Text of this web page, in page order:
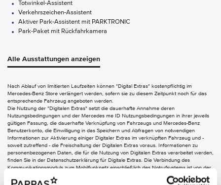
Totwinkel-Assistent
Verkehrszeichen-Assistent
Aktiver Park-Assistent mit PARKTRONIC
Park-Paket mit Rückfahrkamera
Digitales Radio
MBUX Multimediasystem
Smartphone Integration
Smartphone Integration (Android Auto)
Smartphone Integration (Apple CarPlayTM)
Touchpad
EXTERIEUR
AVANTGARDE Exterieur
Aussenspiegel elektrisch anklappbar
Dachreling in poliertem Aluminium
Alle Ausstattungen anzeigen
Nach Ablauf von limitierten Laufzeiten können "Digital Extras" kostenpflichtig im
Mercedes-Benz Store verlängert werden, sofern sie zu diesem Zeitpunkt noch für das
entsprechende Fahrzeug angeboten werden.
Die Nutzung der "Digitalen Extras" setzt die dauerhafte Annahme deren
Nutzungsbedingungen und der Mercedes me ID Nutzungsbedingungen in ihrer jeweils
gültigen Fassung, die dauerhafte Verknüpfung von Fahrzeugs und Mercedes-Benz
Benutzerkonto, die Einwilligung in das Speichern und Abfragen von notwendigen
Informationen zur Aktivierung einiger Digitaler Extras im verknüpften Fahrzeug und -
soweit zutreffend - die Freischaltung der Digitalen Extras voraus. Informationen zu
personenbezogenen Daten, die für die Nutzung von Digitalen Extras verarbeitet werden,
finden Sie in der Datenschutzerklärung für Digitale Extras. Die Verbindung des
Kommunikationsmoduls zum Mobilfunknetz einschließlich des Notrufsystems ist von der
jeweiligen Netzabdeckung und Verfügbarkeit der Netzproviderabhängig.